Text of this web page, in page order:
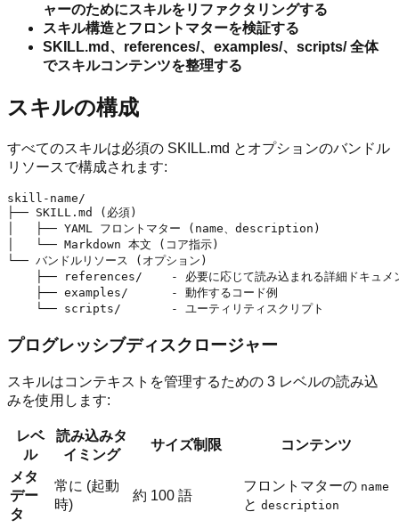
ャーのためにスキルをリファクタリングする
スキル構造とフロントマターを検証する
SKILL.md、references/、examples/、scripts/ 全体
でスキルコンテンツを整理する
スキルの構成
すべてのスキルは必須の SKILL.md とオプションのバンドル
リソースで構成されます:
skill-name/
├── SKILL.md (必須)
│   ├── YAML フロントマター (name、description)
│   └── Markdown 本文 (コア指示)
└── バンドルリソース (オプション)
├── references/    - 必要に応じて読み込まれる詳細ドキュメ
    ├── examples/      - 動作するコード例
プログレッシブディスクロージャー
スキルはコンテキストを管理するための 3 レベルの読み込
みを使用します:
レベ
ル
読み込みタ
イミング
サイズ制限 コンテンツ
メタ
デー
タ
常に (起動
時)
約 100 語
フロントマターの name
と description